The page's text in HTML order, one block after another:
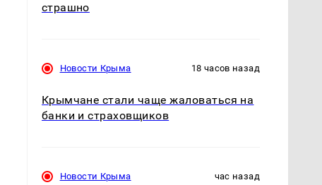
страшно
Новости Крыма 18 часов назад
Крымчане стали чаще жаловаться на
банки и страховщиков
Новости Крыма час назад